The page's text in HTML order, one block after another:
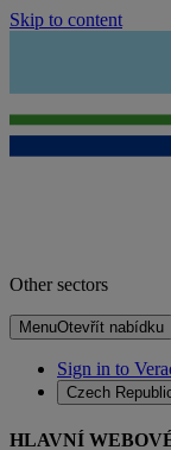
Skip to content
Other sectors
MenuOtevřít nabídku
Sign in to
Czech
HLAVNÍ